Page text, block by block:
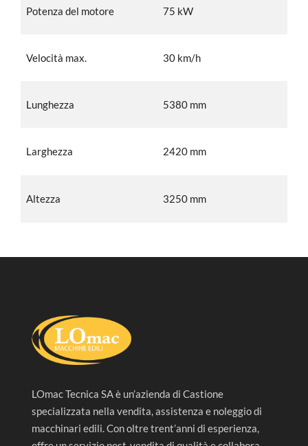
Potenza del motore 75 kW
Velocità max. 30 km/h
Lunghezza 5380 mm
Larghezza 2420 mm
Altezza 3250 mm
LOmac Tecnica SA è un’azienda di Castione
specializzata nella vendita, assistenza e noleggio di
macchinari edili. Con oltre trent’anni di esperienza,